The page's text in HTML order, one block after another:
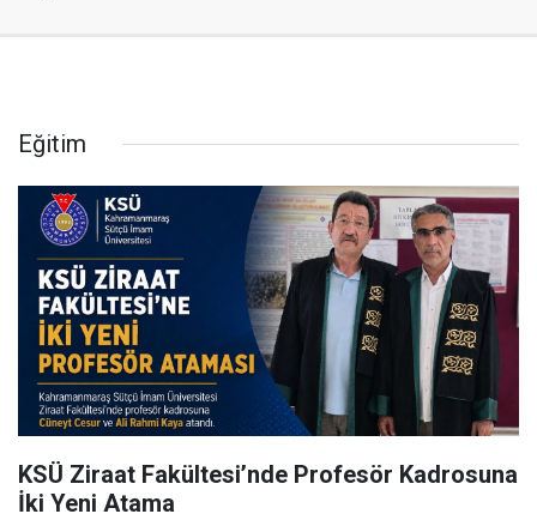
Eğitim
KSÜ Ziraat Fakültesi’nde Profesör Kadrosuna
İki Yeni Atama